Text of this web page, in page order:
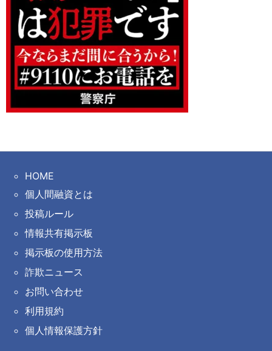
HOME
個人間融資とは
投稿ルール
情報共有掲示板
掲示板の使用方法
詐欺ニュース
お問い合わせ
利用規約
個人情報保護方針